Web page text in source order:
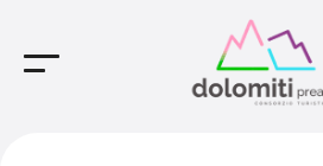
Main Navigation